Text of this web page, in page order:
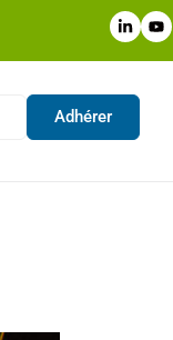
Adhérer